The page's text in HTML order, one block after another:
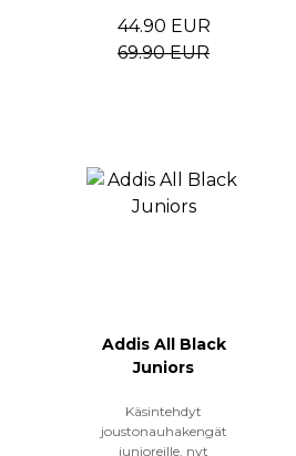
44.90 EUR
69.90 EUR
Addis All Black
Juniors
Käsintehdyt
joustonauhakengät
junioreille, nyt